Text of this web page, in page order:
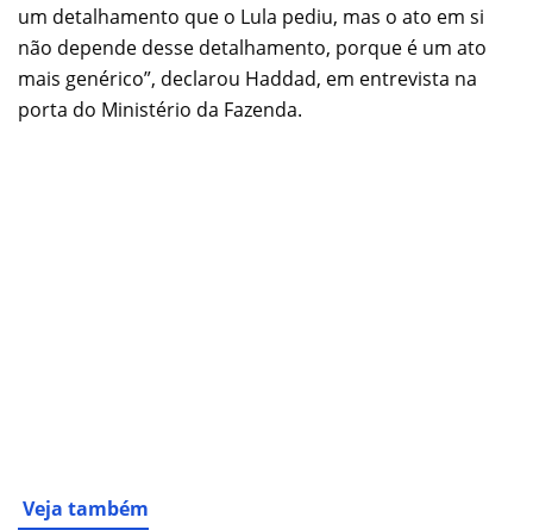
um detalhamento que o Lula pediu, mas o ato em si
não depende desse detalhamento, porque é um ato
mais genérico”, declarou Haddad, em entrevista na
porta do Ministério da Fazenda.
Veja também